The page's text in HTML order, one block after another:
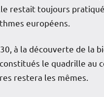
restait toujours
européens.
à la découverte de la
le quadrille au
restera les mêmes.